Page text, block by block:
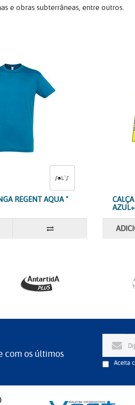
e obras subterrâneas, entre outros.
REGENT AQUA "
com os últimos
Aceita